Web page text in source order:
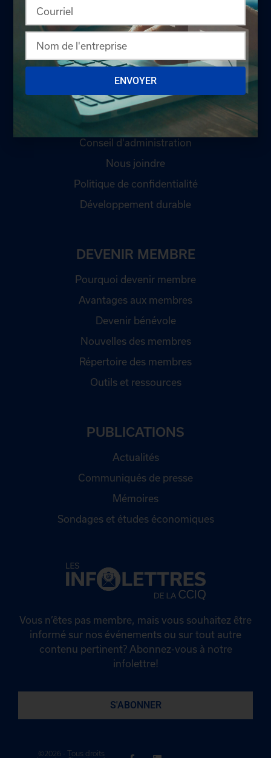
Offres d'emploi
Appel d'offres
Qui sommes-nous ?
Comités
Conseil d'administration
Nous joindre
Politique de confidentialité
Développement durable
DEVENIR MEMBRE
Pourquoi devenir membre
Avantages aux membres
Devenir bénévole
Nouvelles des membres
Répertoire des membres
Outils et ressources
PUBLICATIONS
Actualités
Communiqués de presse
Mémoires
Sondages et études économiques
Vous n’êtes pas membre, mais vous souhaitez être
informé sur nos événements ou sur tout autre
contenu pertinent? Abonnez-vous à notre
infolettre!
S'ABONNER
©2026 - Tous droits
ENVOYER